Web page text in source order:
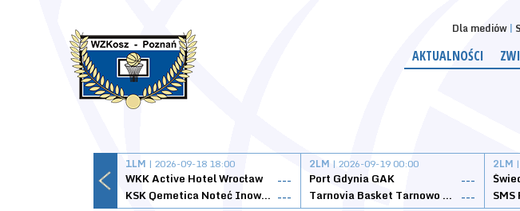
Dla mediów
AKTUALNOŚCI
1LM | 2026-09-18 18:00
WKK Active Hotel Wrocław
---
KSK Qemetica Noteć Inowrocław ---
2LM | 2026-09-19 00:00
Port Gdynia GAK
---
Tarnovia Basket Tarnowo Podgórne ---
2LM
SMS